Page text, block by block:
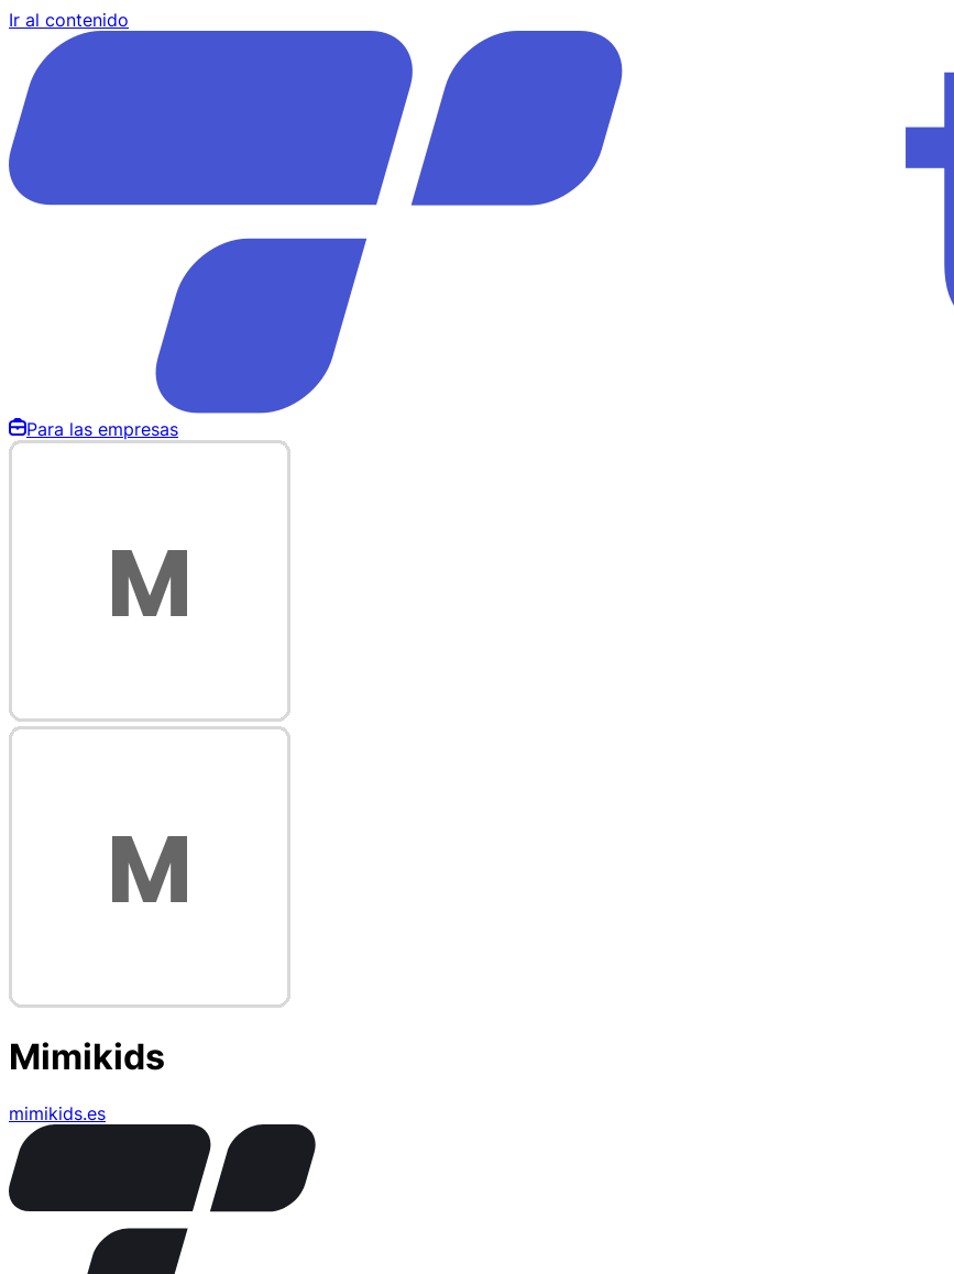
Ir al contenido
Para las empresas
Mimikids
mimikids.es